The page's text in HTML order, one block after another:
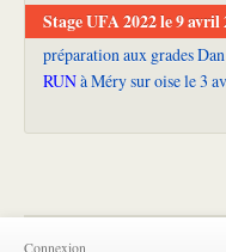
Stage UFA 2022 le 9
préparation aux grades
RUNà Méry sur oise le 3
Connexion